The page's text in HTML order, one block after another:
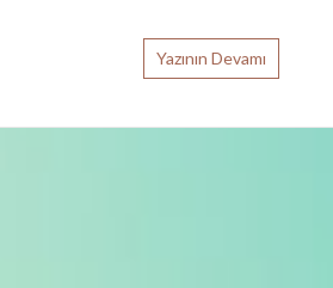
Yazının Devamı